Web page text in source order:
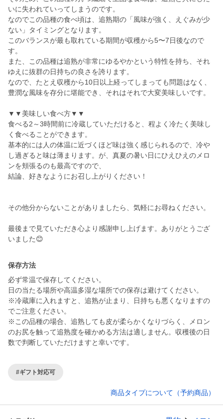
いに失われていってしまうのです。
なのでこの品種の食べ頃は、追熟期の「風味が強く、えぐみが少
ない」タイミングとなります。
このバランスが最も取れている期間が収穫から5〜7日後なので
す。
また、この品種は追熟が非常にゆるやかという特性を持ち、それ
ゆえに抜群の日持ちの良さを誇ります。
なので、たとえ収穫から10日以上経ってしまっても問題はなく、
豊潤な風味を存分に堪能でき、それはそれで大変美味しいです。
▼▼美味しい食べ方▼▼
食べる2～3時間前に冷蔵していただけると、程よく冷たく美味し
く食べることができます。
基本的には人の体温に近づくほど味は強く感じられるので、冷や
し過ぎると味は薄まります。が、真夏の暑い日にひえひえのメロ
ンを頬張るのも最高ですので、
結論、好きなようにお召し上がりください！
その他分からないことがありましたら、気軽にお尋ねください。
最後まで見ていただき心より感謝申し上げます。ありがとうござ
いました😊
保存方法
必ず常温で保存してください。
日の当たる場所や高温多湿な場所での保存は避けてください。
※冷蔵庫に入れますと、追熟が止まり、日持ちも悪くなりますの
でご注意ください。
※この品種の場合、追熟しても皮が柔らかくなりづらく、メロン
のお尻を触って追熟度を確かめる方法は適しません。収穫後の日
数で判断していただけますと幸いです。
#ギフト対応可
商品タイプについて（予約商品）